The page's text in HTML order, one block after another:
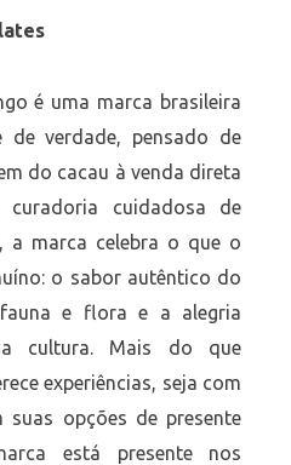
é uma marca brasileira
de verdade, pensado de
do cacau à venda direta
cuidadosa de
a marca celebra o que o
o sabor autêntico do
e flora e a alegria
cultura. Mais do que
experiências, seja com
opções de presente
está presente nos